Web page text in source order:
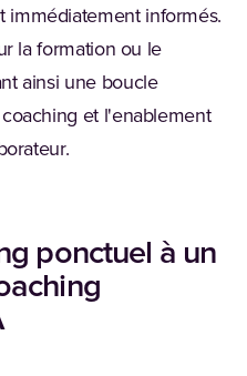
immédiatement informés.
la formation ou le
ainsi une boucle
et l'enablement
ponctuel à un